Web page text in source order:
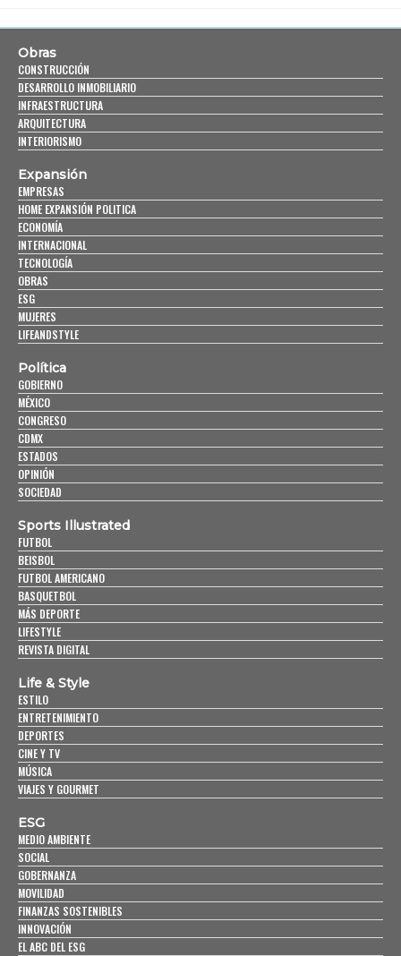
Obras
CONSTRUCCIÓN
DESARROLLO INMOBILIARIO
INFRAESTRUCTURA
ARQUITECTURA
INTERIORISMO
Expansión
EMPRESAS
HOME EXPANSIÓN POLITICA
ECONOMÍA
INTERNACIONAL
TECNOLOGÍA
OBRAS
ESG
MUJERES
LIFEANDSTYLE
Política
GOBIERNO
MÉXICO
CONGRESO
CDMX
ESTADOS
OPINIÓN
SOCIEDAD
Sports Illustrated
FUTBOL
BEISBOL
FUTBOL AMERICANO
BASQUETBOL
MÁS DEPORTE
LIFESTYLE
REVISTA DIGITAL
Life & Style
ESTILO
ENTRETENIMIENTO
DEPORTES
CINE Y TV
MÚSICA
VIAJES Y GOURMET
ESG
MEDIO AMBIENTE
SOCIAL
GOBERNANZA
MOVILIDAD
FINANZAS SOSTENIBLES
INNOVACIÓN
EL ABC DEL ESG